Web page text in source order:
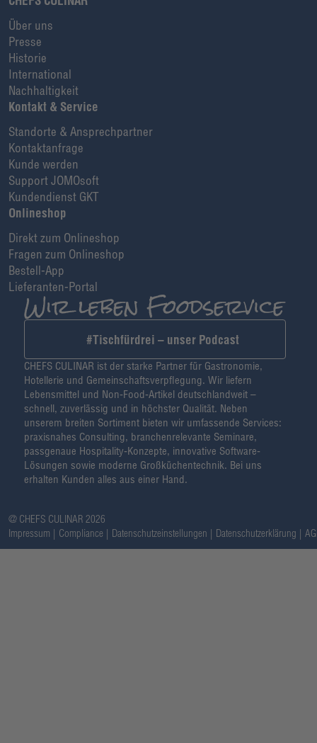
Über uns
Presse
Historie
International
Nachhaltigkeit
Kontakt & Service
Standorte & Ansprechpartner
Kontaktanfrage
Kunde werden
Support JOMOsoft
Kundendienst GKT
Onlineshop
Direkt zum Onlineshop
Fragen zum Onlineshop
Bestell-App
Lieferanten-Portal
#Tischfürdrei – unser Podcast
CHEFS CULINAR ist der starke Partner für Gastronomie,
Hotellerie und Gemeinschaftsverpflegung. Wir liefern
Lebensmittel und Non-Food-Artikel deutschlandweit –
schnell, zuverlässig und in höchster Qualität. Neben
unserem breiten Sortiment bieten wir umfassende Services:
praxisnahes Consulting, branchenrelevante Seminare,
passgenaue Hospitality-Konzepte, innovative Software-
Lösungen sowie moderne Großküchentechnik. Bei uns
erhalten Kunden alles aus einer Hand.
@ CHEFS CULINAR 2026
Impressum
Compliance Datenschutzeinstellungen Datenschutzerklärung